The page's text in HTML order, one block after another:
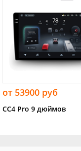
от 53900 руб
CC4 Pro 9 дюймов